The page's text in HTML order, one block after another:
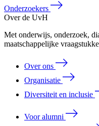
Onderzoekers
Over de UvH
Met onderwijs, onderzoek,
maatschappelijke
Over ons
Organisatie
Diversiteit en inclusie
Voor alumni